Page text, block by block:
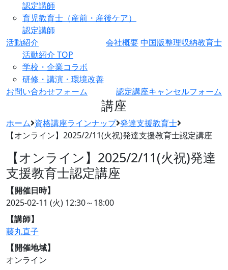
認定講師
育児教育士（産前・産後ケア）
認定講師
活動紹介
活動紹介 TOP
学校・企業コラボ
研修・講演・環境改善
会社概要中国版整理収納教育士
お問い合わせフォーム 認定講座キャンセルフォーム
講座
ホーム 資格講座ラインナップ 発達支援教育士
【オンライン】2025/2/11(火祝)発達支援教育士認定講座
【オンライン】2025/2/11(火祝)発達
支援教育士認定講座
【開催日時】
2025-02-11 (火) 12:30～18:00
【講師】
藤丸直子
【開催地域】
オンライン